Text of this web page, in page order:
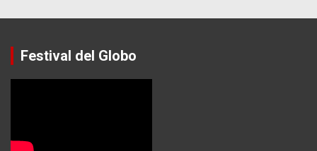
Festival del Globo